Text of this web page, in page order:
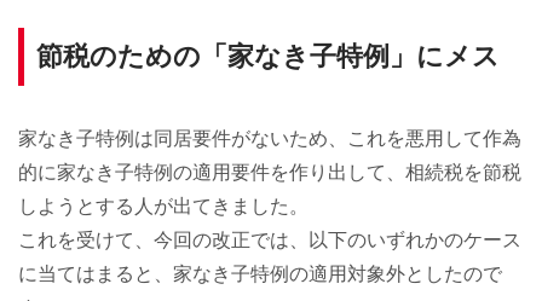
節税のための「家なき子特例」にメス
家なき子特例は同居要件がないため、これを悪用して作為
的に家なき子特例の適用要件を作り出して、相続税を節税
しようとする人が出てきました。
これを受けて、今回の改正では、以下のいずれかのケース
に当てはまると、家なき子特例の適用対象外としたので